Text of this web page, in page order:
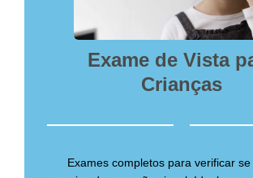
Exame de Vista
Crianças
Exames completos para verificar